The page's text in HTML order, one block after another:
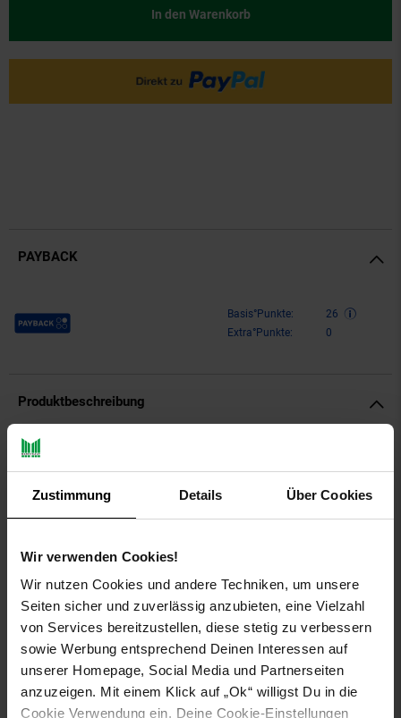
Zustimmung Details Über Cookies
Wir verwenden Cookies!
Wir nutzen Cookies und andere Techniken, um unsere
Seiten sicher und zuverlässig anzubieten, eine Vielzahl
von Services bereitzustellen, diese stetig zu verbessern
sowie Werbung entsprechend Deinen Interessen auf
unserer Homepage, Social Media und Partnerseiten
anzuzeigen. Mit einem Klick auf „Ok“ willigst Du in die
Cookie Verwendung ein. Deine Cookie-Einstellungen
In den Warenkorb
PAYBACK
Payback Punkte Basis°Punkte:
26
Extra°Punkte:
0
Produktbeschreibung
Ritzenhoff & Breker Maro Servierplatten-Set 2-teilig
Für alle, die Meer wollen: Auf dem maro Geschirr tummeln
besonders gut zu maritimen, mediterranen und Interieurs im
Hampton-Stil passt, lassen sich Fisch, Meeresfrüchte und
auch Sushi stilecht auftischen.
Material: Steinzeug
Merkmal: spülmaschinenfest
Lieferungsumfang: